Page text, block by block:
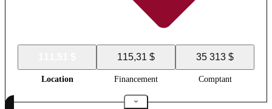
115,31 $ 35 313 $
Location Financement Comptant